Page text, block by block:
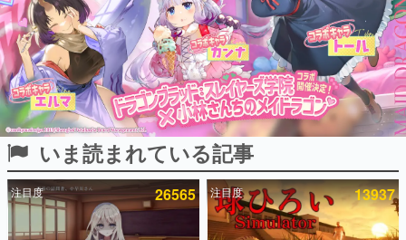
ピックアップ
電ファミのいま読まれている記事ランキング
いま読まれている記事
注目度 26565 注目度 13937